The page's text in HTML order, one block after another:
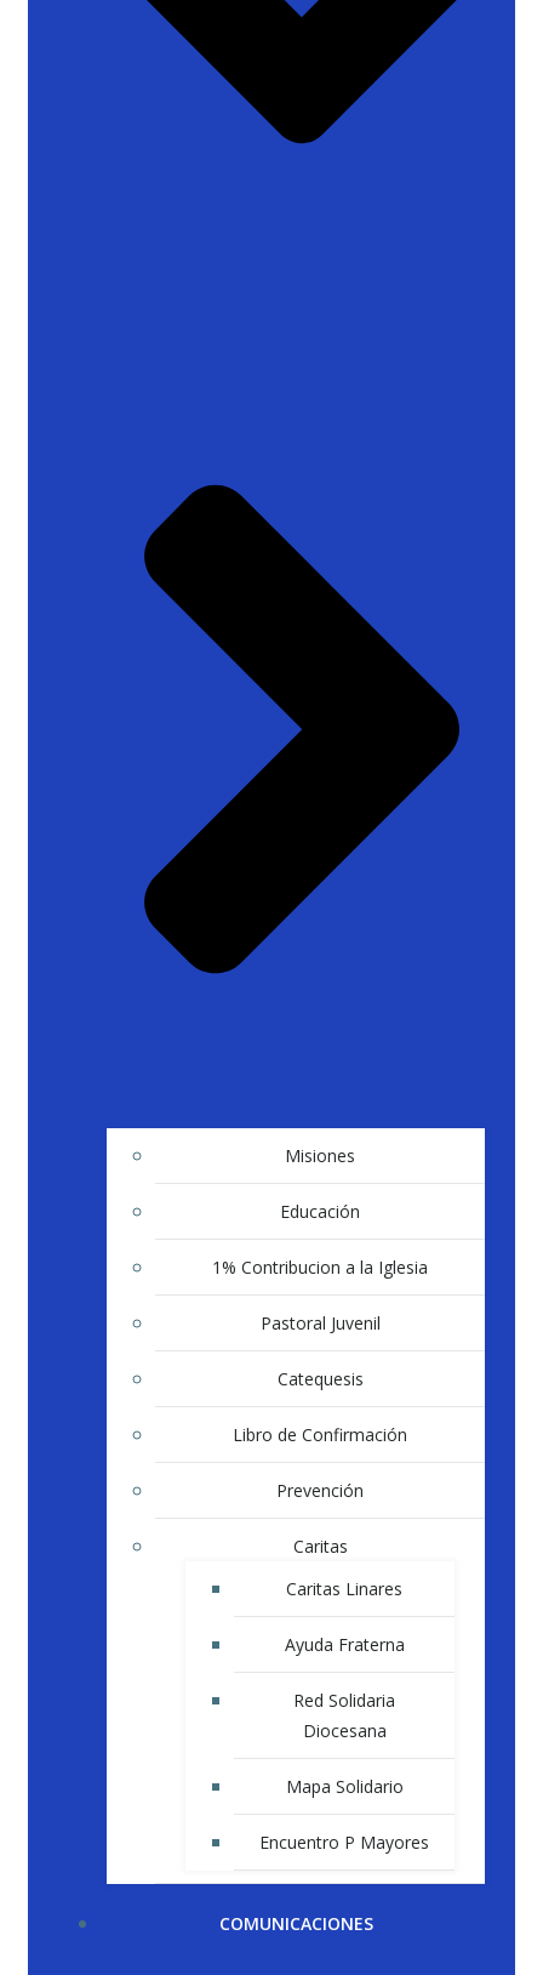
Misiones
Educación
1% Contribucion a la Iglesia
Pastoral Juvenil
Catequesis
Libro de Confirmación
Prevención
Caritas
Caritas Linares
Ayuda Fraterna
Red Solidaria
Diocesana
Mapa Solidario
Encuentro P Mayores
COMUNICACIONES